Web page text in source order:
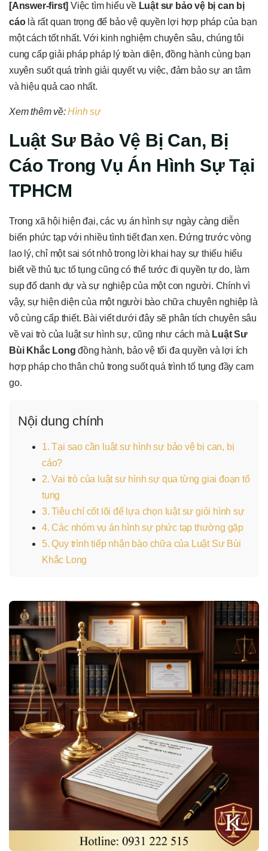
[Answer-first] Việc tìm hiểu về Luật sư bảo vệ bị can bị
cáolà rất quan trọng để bảo vệ quyền lợi hợp pháp của bạn
một cách tốt nhất. Với kinh nghiệm chuyên sâu, chúng tôi
cung cấp giải pháp pháp lý toàn diện, đồng hành cùng bạn
xuyên suốt quá trình giải quyết vụ việc, đảm bảo sự an tâm
và hiệu quả cao nhất.
Xem thêm về:Hình sự
Luật Sư Bảo Vệ Bị Can, Bị
Cáo Trong Vụ Án Hình Sự Tại
TPHCM
Trong xã hội hiện đại, các vụ án hình sự ngày càng diễn
biến phức tạp với nhiều tình tiết đan xen. Đứng trước vòng
lao lý, chỉ một sai sót nhỏ trong lời khai hay sự thiếu hiểu
biết về thủ tục tố tụng cũng có thể tước đi quyền tự do, làm
sụp đổ danh dự và sự nghiệp của một con người. Chính vì
vậy, sự hiện diện của một người bào chữa chuyên nghiệp là
vô cùng cấp thiết. Bài viết dưới đây sẽ phân tích chuyên sâu
về vai trò của luật sư hình sự, cũng như cách mà Luật Sư
Bùi Khắc Long đồng hành, bảo vệ tối đa quyền và lợi ích
hợp pháp cho thân chủ trong suốt quá trình tố tụng đầy cam
go.
Nội dung chính
1. Tại sao cần luật sư hình sự bảo vệ bị can, bị
cáo?
2. Vai trò của luật sư hình sự qua từng giai đoạn tố
tụng
3. Tiêu chí cốt lõi để lựa chọn luật sư giỏi hình sự
4. Các nhóm vụ án hình sự phức tạp thường gặp
5. Quy trình tiếp nhận bào chữa của Luật Sư Bùi
Khắc Long